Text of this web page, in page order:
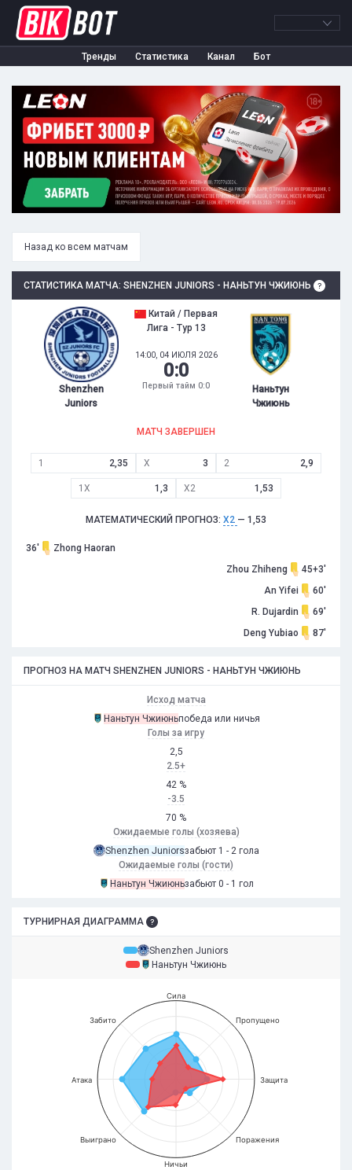
Тренды Статистика Канал Бот
Назад ко всем матчам
СТАТИСТИКА МАТЧА: SHENZHEN JUNIORS - НАНЬТУН ЧЖИЮНЬ
Shenzhen
Juniors
Китай / Первая
Лига - Тур 13
14:00, 04 ИЮЛЯ 2026
0:0
Первый тайм 0:0
Наньтун
Чжиюнь
МАТЧ ЗАВЕРШЕН
1 2,35 X 3 2 2,9
1X 1,3 X2 1,53
МАТЕМАТИЧЕСКИЙ ПРОГНОЗ: X2 — 1,53
36'
Zhong Haoran
Zhou Zhiheng
45+3'
An Yifei
60'
R. Dujardin
69'
Deng Yubiao
87'
ПРОГНОЗ НА МАТЧ SHENZHEN JUNIORS - НАНЬТУН ЧЖИЮНЬ
Исход матча
Наньтун Чжиюньпобеда или ничья
Голы за игру
2,5
2.5+
42 %
-3.5
70 %
Ожидаемые голы (хозяева)
Shenzhen Juniorsзабьют 1 - 2 гола
Ожидаемые голы (гости)
Наньтун Чжиюньзабьют 0 - 1 гол
ТУРНИРНАЯ ДИАГРАММА
Shenzhen Juniors
Наньтун Чжиюнь
Сила
Пропущено
Защита
Поражения
Ничьи
Выиграно
Атака
Забито